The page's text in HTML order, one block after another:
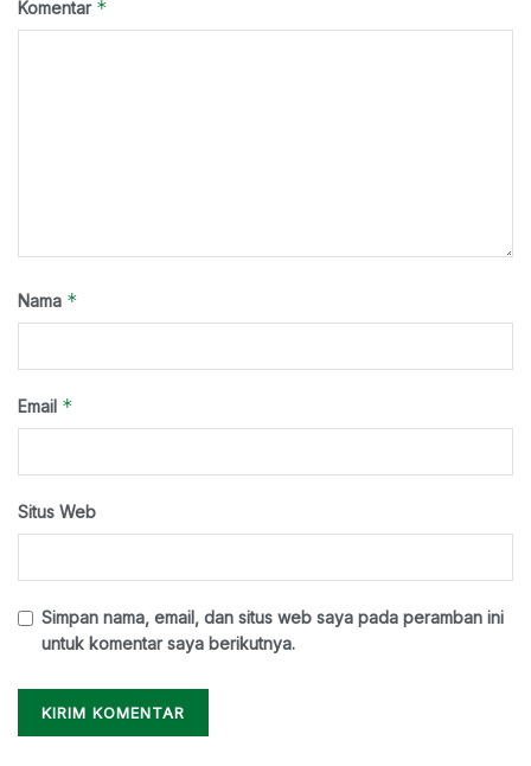
Komentar *
Nama *
Email *
Situs Web
Simpan nama, email, dan situs web saya pada peramban ini
untuk komentar saya berikutnya.